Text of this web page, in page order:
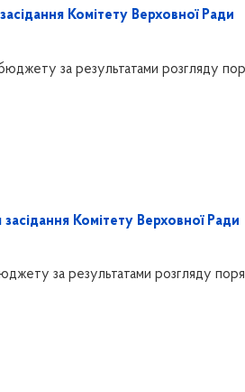
Комітету Верховної Ради
бюджету за результатами розгляду
Комітету Верховної Ради
за результатами розгляду